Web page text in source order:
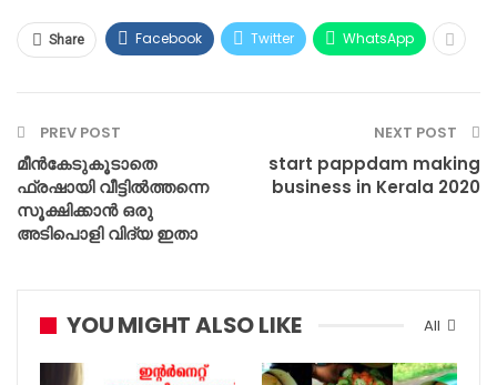
Share Facebook Twitter WhatsApp
PREV POST
മീൻകേടുകൂടാതെ
ഫ്രഷായി വീട്ടിൽത്തന്നെ
സൂക്ഷിക്കാൻ ഒരു
അടിപൊളി വിദ്യ ഇതാ
NEXT POST
start pappdam making
business in Kerala 2020
All
YOU MIGHT ALSO LIKE